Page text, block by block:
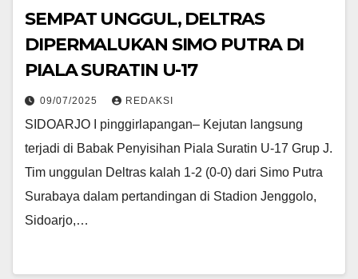
SEMPAT UNGGUL, DELTRAS
DIPERMALUKAN SIMO PUTRA DI
PIALA SURATIN U-17
09/07/2025 REDAKSI
SIDOARJO I pinggirlapangan– Kejutan langsung
terjadi di Babak Penyisihan Piala Suratin U-17 Grup J.
Tim unggulan Deltras kalah 1-2 (0-0) dari Simo Putra
Surabaya dalam pertandingan di Stadion Jenggolo,
Sidoarjo,…